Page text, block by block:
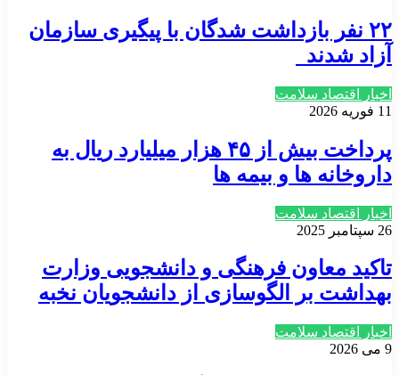
۲۲ نفر بازداشت شدگان با پیگیری سازمان
آزاد شدند
اخبار اقتصاد سلامت
11 فوریه 2026
پرداخت بیش از ۴۵ هزار میلیارد ریال به
داروخانه ها و بیمه ها
اخبار اقتصاد سلامت
26 سپتامبر 2025
تاکید معاون فرهنگی و دانشجویی وزارت
بهداشت بر الگوسازی از دانشجویان نخبه
اخبار اقتصاد سلامت
9 می 2026